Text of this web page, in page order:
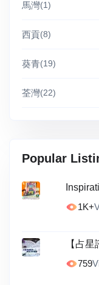
馬灣(1)
西貢(8)
葵青(19)
荃灣(22)
Popular
1K+
【占
759